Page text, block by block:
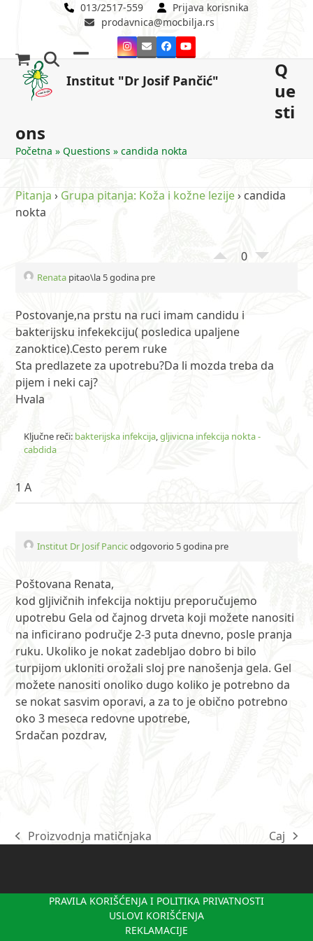
013/2517-559
Prijava korisnika
prodavnica@mocbilja.rs
Instagram
EmailFacebookYouTube
Institut "Dr Josif Pančić"
mobile
mobile
Q
ue
sti
ons
Početna »Questions »candida nokta
Pitanja › Grupa pitanja: Koža i kožne lezije› candida
nokta
0
Renata pitao\la 5 godina pre
Postovanje,na prstu na ruci imam candidu i
bakterijsku infekekciju( posledica upaljene
zanoktice).Cesto perem ruke
Sta predlazete za upotrebu?Da li mozda treba da
pijem i neki caj?
Hvala
Ključne reči: bakterijska infekcija,gljivicna infekcija nokta -
cabdida
1 A
Institut Dr Josif Pancicodgovorio 5 godina pre
Poštovana Renata,
kod gljivičnih infekcija noktiju preporučujemo
upotrebu Gela od čajnog drveta koji možete nanositi
na inficirano područje 2-3 puta dnevno, posle pranja
ruku. Ukoliko je nokat zadebljao dobro bi bilo
turpijom ukloniti orožali sloj pre nanošenja gela. Gel
možete nanositi onoliko dugo koliko je potrebno da
se nokat sasvim oporavi, a za to je obično potrebno
oko 3 meseca redovne upotrebe,
Srdačan pozdrav,
previous
Proizvodnja matičnjaka
next
Caj
PRAVILA KORIŠĆENJA I POLITIKA PRIVATNOSTI
USLOVI KORIŠĆENJA
REKLAMACIJE